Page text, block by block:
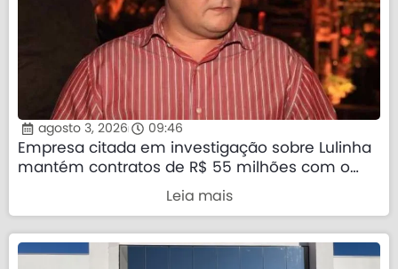
agosto 3, 2026 09:46
Empresa citada em investigação sobre Lulinha
mantém contratos de R$ 55 milhões com o
Leia mais